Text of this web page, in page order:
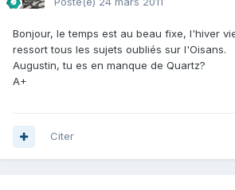
Bonjour, le temps est au beau fixe, l'hiver
ressort tous les sujets oubliés sur l'Oisans.
Augustin, tu es en manque de Quartz?
A+
Citer